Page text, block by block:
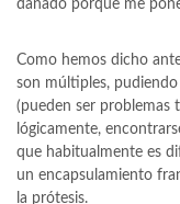
dañado porque me
Como hemos dicho
son múltiples,
(pueden ser problemas
lógicamente,
que habitualmente es
un encapsulamiento
la prótesis.